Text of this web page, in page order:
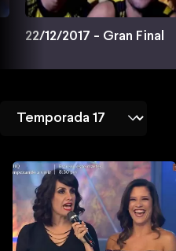
22/12/2017 - Gran Final